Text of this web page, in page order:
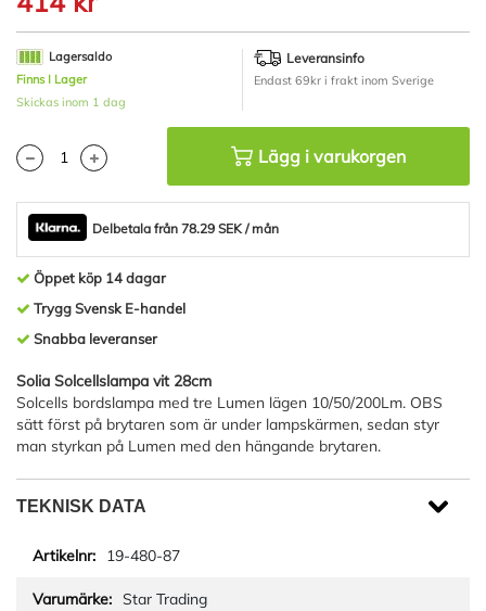
början
av
bildgalleriet
Lagersaldo
Finns I Lager
Skickas inom 1 dag
Leveransinfo
Endast 69kr i frakt inom Sverige
Lägg i varukorgen
Delbetala från 78.29 SEK / mån
Öppet köp 14 dagar
Trygg Svensk E-handel
Snabba leveranser
Solia Solcellslampa vit 28cm
Solcells bordslampa med tre Lumen lägen 10/50/200Lm. OBS
sätt först på brytaren som är under lampskärmen, sedan styr
man styrkan på Lumen med den hängande brytaren.
TEKNISK DATA
19-480-87
Star Trading